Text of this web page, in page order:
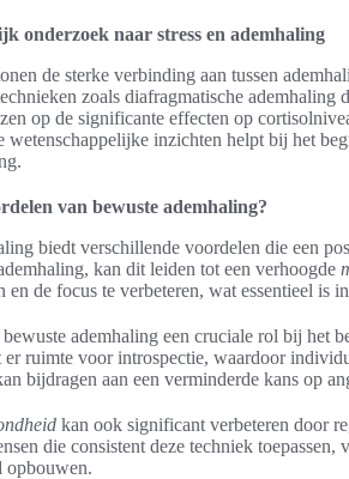
onderzoek naar stress en ademhaling
de sterke verbinding aan tussen
zoals diafragmatische ademhaling
op de significante effecten op
wetenschappelijke inzichten helpt bij het
van bewuste ademhaling?
biedt verschillende voordelen die een
kan dit leiden tot een verhoogde
en de focus te verbeteren, wat essentieel is
bewuste ademhaling een cruciale rol bij het
er ruimte voor introspectie, waardoor
bijdragen aan een verminderde kans op
kan ook significant verbeteren door
die consistent deze techniek
opbouwen.